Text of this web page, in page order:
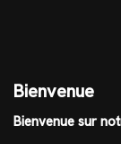
Bienvenue
Bienvenue sur